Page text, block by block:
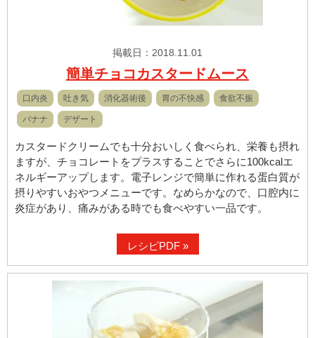
掲載日：2018.11.01
簡単チョコカスタードムース
口内炎 吐き気 消化器術後 胃の不快感 食欲不振
バナナ デザート
カスタードクリームでも十分おいしく食べられ、栄養も摂れ
ますが、チョコレートをプラスすることでさらに100kcalエ
ネルギーアップします。電子レンジで簡単に作れる蛋白質が
摂りやすいおやつメニューです。なめらかなので、口腔内に
炎症があり、痛みがある時でも食べやすい一品です。
レシピPDF »